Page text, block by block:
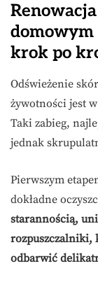
domowym
krok po
Odświeżenie
żywotności jest
Taki zabieg,
jednak
Pierwszym
dokładne
starannością,
rozpuszczalniki,
odbarwić